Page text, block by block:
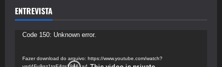
ENTREVISTA
Tocador
vídeo
Code 150: Unknown error.
Fazer download do arquivo: https://www.youtube.com/watch?